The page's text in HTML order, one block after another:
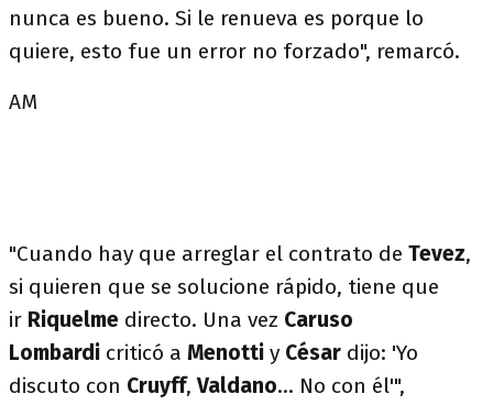
nunca es bueno. Si le renueva es porque lo
quiere, esto fue un error no forzado", remarcó.
AM
"Cuando hay que arreglar el contrato de Tevez,
si quieren que se solucione rápido, tiene que
ir Riquelme directo. Una vez Caruso
Lombardi criticó a Menotti y César dijo: 'Yo
discuto con Cruyff,Valdano... No con él'",